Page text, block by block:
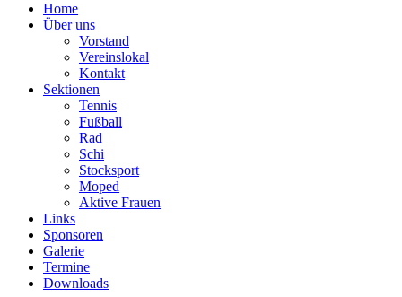
Home
Über uns
Vorstand
Vereinslokal
Kontakt
Sektionen
Tennis
Fußball
Rad
Schi
Stocksport
Moped
Aktive Frauen
Links
Sponsoren
Galerie
Termine
Downloads